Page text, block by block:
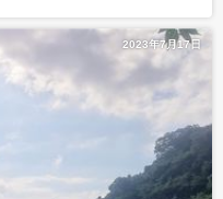
2023年7月17日